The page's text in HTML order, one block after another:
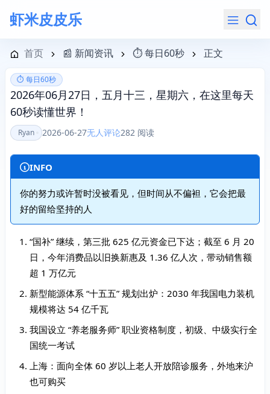
虾米皮皮乐
航菜单
首页 📰 新闻资讯 ⏱️ 每日60秒 正文
⏱️ 每日60秒
2026年06月27日，五月十三，星期六，在这里每天
60秒读懂世界！
Ryan 2026-06-27无人评论282 阅读
INFO
你的努力或许暂时没被看见，但时间从不偏袒，它会把最
好的留给坚持的人
“国补” 继续，第三批 625 亿元资金已下达；截至 6 月 20
日，今年消费品以旧换新惠及 1.36 亿人次，带动销售额
超 1 万亿元
新型能源体系 “十五五” 规划出炉：2030 年我国电力装机
规模将达 54 亿千瓦
我国设立 “养老服务师” 职业资格制度，初级、中级实行全
国统一考试
上海：面向全体 60 岁以上老人开放陪诊服务，外地来沪
也可购买